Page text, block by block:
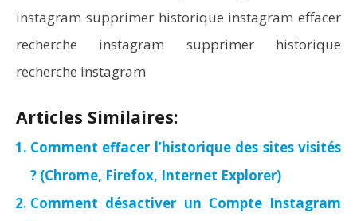
instagram supprimer historique instagram effacer
recherche instagram supprimer historique
recherche instagram
Articles Similaires:
Comment effacer l’historique des sites visités
? (Chrome, Firefox, Internet Explorer)
Comment désactiver un Compte Instagram